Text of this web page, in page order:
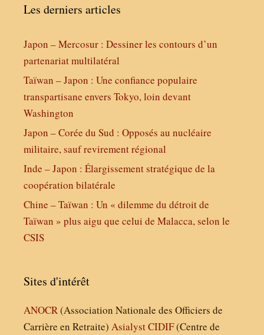
Les derniers articles
Japon – Mercosur : Dessiner les contours d’un
partenariat multilatéral
Taïwan – Japon : Une confiance populaire
transpartisane envers Tokyo, loin devant
Washington
Japon – Corée du Sud : Opposés au nucléaire
militaire, sauf revirement régional
Inde – Japon : Élargissement stratégique de la
coopération bilatérale
Chine – Taïwan : Un « dilemme du détroit de
Taïwan » plus aigu que celui de Malacca, selon le
CSIS
Sites d'intérêt
ANOCR(Association Nationale des Officiers de
Carrière en Retraite) AsialystCIDIF(Centre de